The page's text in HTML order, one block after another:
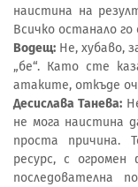
наистина на
Всичко останало го
Водещ: Не, хубаво,
„бе“. Като сте
атаките, откъде
Десислава Танева:
не мога наистина
проста причина.
ресурс, с
последователна